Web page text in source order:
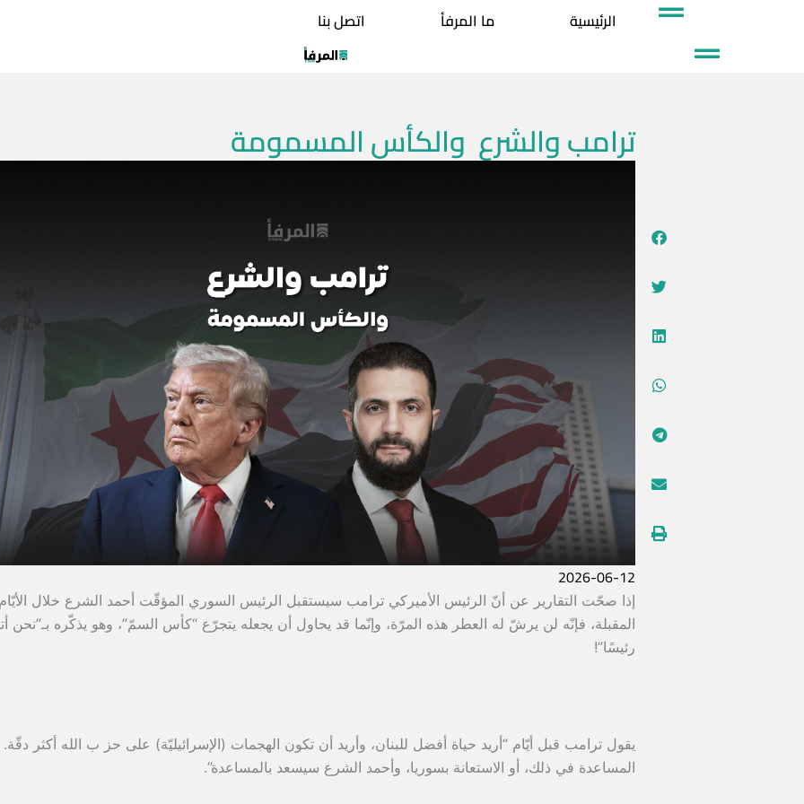
الرئيسية ما المرفأ اتصل بنا
ترامب والشرع والكأس المسمومة
2026-06-12
إذا صحّت التقارير عن أنّ الرئيس الأميركي ترامب سيستقبل الرئيس السوري المؤقّت أحمد الشرع خلال الأيّام
المقبلة، فإنّه لن يرشّ له العطر هذه المرّة، وإنّما قد يحاول أن يجعله يتجرّع “كأس السمّ”، وهو يذكّره بـ”نحن
رئيسًا”!
يقول ترامب قبل أيّام “أريد حياة أفضل للبنان، وأريد أن تكون الهجمات (الإسرائيليّة) على حز ب الله أكثر دقّة.
المساعدة في ذلك، أو الاستعانة بسوريا، وأحمد الشرع سيسعد بالمساعدة”.